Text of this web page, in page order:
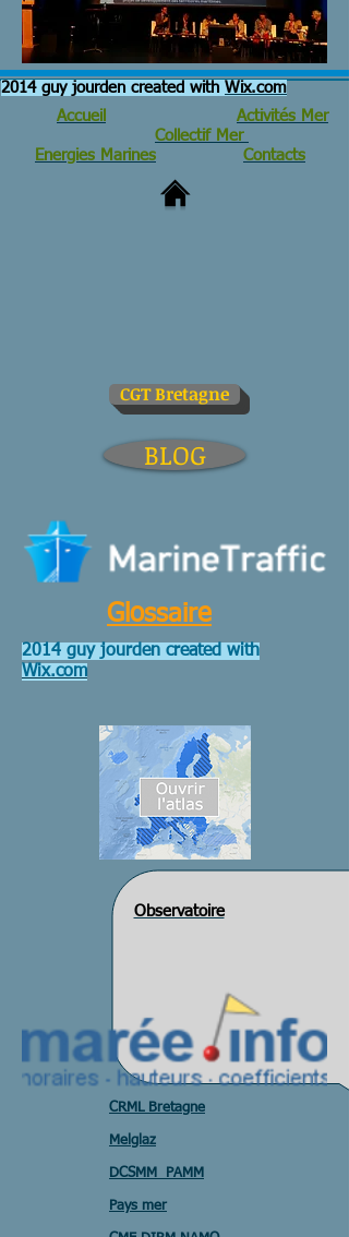
2014 guy jourden created with Wix.com
Accueil
Activités Mer
Collectif Mer
Energies Marines
Contacts
CGT Bretagne
BLOG
Glossaire
2014 guy jourden created with
Wix.com
Observatoire
CRML Bretagne
Melglaz
DCSMM PAMM
Pays mer